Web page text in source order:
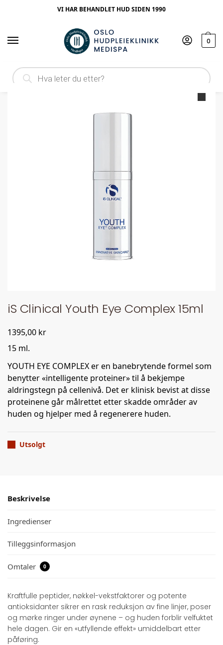
VI HAR BEHANDLET HUD SIDEN 1990
0
Hjem
iS Clinical Youth Eye Complex 15ml
1395,00 kr
15 ml.
YOUTH EYE COMPLEX er en banebrytende formel som
benytter «intelligente proteiner» til å bekjempe
aldringstegn på cellenivå. Det er klinisk bevist at disse
proteinene går målrettet etter skadde områder av
huden og hjelper med å regenerere huden.
Utsolgt
Beskrivelse
Ingredienser
Tilleggsinformasjon
Omtaler 0
Kraftfulle peptider, nøkkel-vekstfaktorer og potente
antioksidanter sikrer en rask reduksjon av fine linjer, poser
og mørke ringer under øynene – og huden forblir velfuktet
hele dagen. Gir en «utfyllende effekt» umiddelbart etter
påføring.